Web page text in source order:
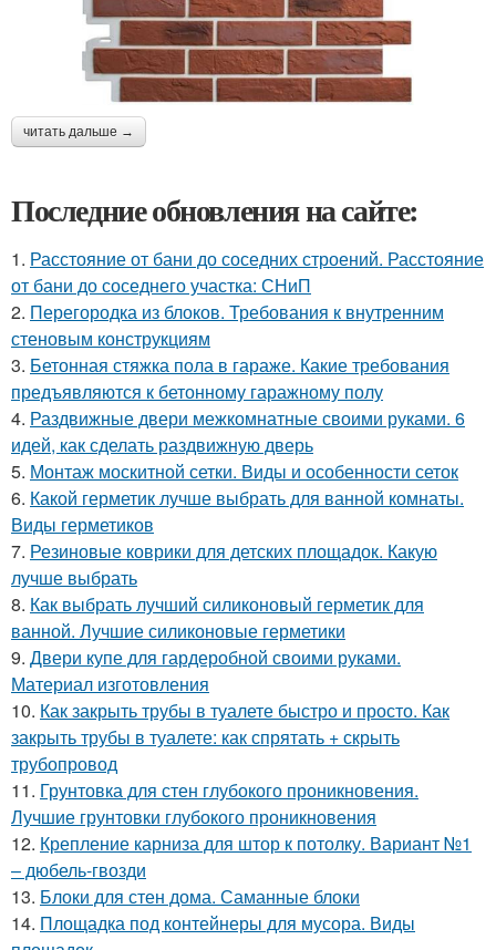
читать дальше →
Последние обновления на сайте:
1. Расстояние от бани до соседних строений. Расстояние
от бани до соседнего участка: СНиП
2. Перегородка из блоков. Требования к внутренним
стеновым конструкциям
3. Бетонная стяжка пола в гараже. Какие требования
предъявляются к бетонному гаражному полу
4. Раздвижные двери межкомнатные своими руками. 6
идей, как сделать раздвижную дверь
5. Монтаж москитной сетки. Виды и особенности сеток
6. Какой герметик лучше выбрать для ванной комнаты.
Виды герметиков
7. Резиновые коврики для детских площадок. Какую
лучше выбрать
8. Как выбрать лучший силиконовый герметик для
ванной. Лучшие силиконовые герметики
9. Двери купе для гардеробной своими руками.
Материал изготовления
10. Как закрыть трубы в туалете быстро и просто. Как
закрыть трубы в туалете: как спрятать + скрыть
трубопровод
11. Грунтовка для стен глубокого проникновения.
Лучшие грунтовки глубокого проникновения
12. Крепление карниза для штор к потолку. Вариант №1
– дюбель-гвозди
13. Блоки для стен дома. Саманные блоки
14. Площадка под контейнеры для мусора. Виды